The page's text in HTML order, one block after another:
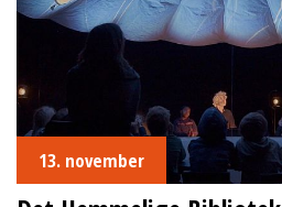
13. november